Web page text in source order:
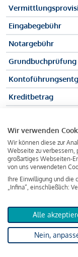
Eingabegebühr
Notargebühr
Grundbuchprüfung
Kreditbetrag
Zu zahlender
Kreditvermittler
von 237.000 Euro
Darüber hinaus
Wir verwenden
Wir können diese zur
Webseite zu verbessern,
großartiges Webseiten-
von uns verwendeten
Ihre Einwilligung und die
„Infina“, einschließlich:
Alle
Nein,